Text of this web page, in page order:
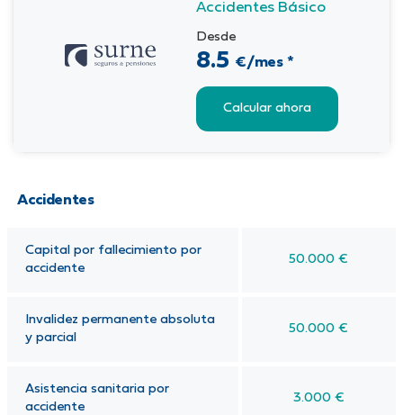
Accidentes Básico
Desde
8.5 €/mes *
Calcular ahora
Accidentes
Capital por fallecimiento por
accidente
50.000 €
Invalidez permanente absoluta
y parcial
50.000 €
Asistencia sanitaria por
accidente
3.000 €